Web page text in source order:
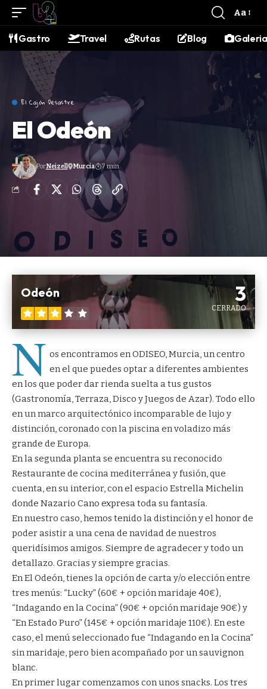
contenido Aa
Gastro Travel Rutas Blog Galeria
El Cajón Desastre
El Odeón
PorNeizell Murcia 7 min.
3
CERRADO
Odeón
N os encontramos en ODISEO, Murcia, un centro
en el que puedes optar a diferentes ambientes
en los que poder dar rienda suelta a tus gustos
(Gastronomía, Terraza, Disco y Juegos de Azar). Todo ello
en un marco arquitectónico incomparable de lujo y
distinción, coronado con la piscina en voladizo más
grande de Europa.
En la segunda planta se encuentra su reconocido
Restaurante de cocina mediterránea y fusión, que
cuenta, en su interior, con el espacio Estrella Michelin
donde Nazario Cano expresa toda su fantasía.
En nuestro caso, hemos tenido la distinción y el honor de
poder asistir a una cena de navidad de nuestros
queridísimos amigos. Siempre de agradecer y todo un
detallazo. Gracias y siempre gracias.
EnEl Odeón, tienes la opción de carta y/o elección entre
tres menús: “Lucky” (60€ + opción maridaje 40€),
“Indagando en la Cocina” (90€ + opción maridaje 90€) y
“En Estado Puro” (145€ + opción maridaje 110€). En este
caso, el menú seleccionado fue “Indagando en la Cocina”
sin maridaje, pero bien acompañado por un sauvignon
blanc.
En primer lugar comenzamos con unos snacks. Los tres